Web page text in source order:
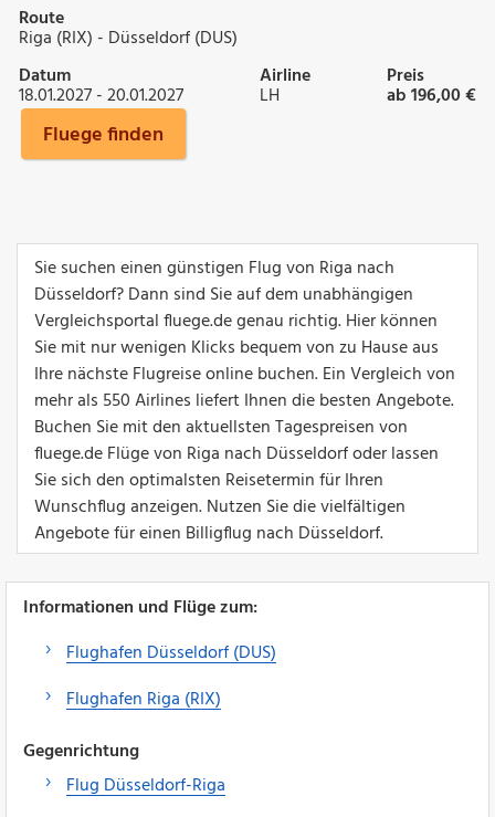
Route
Riga (RIX) - Düsseldorf (DUS)
Datum
18.01.2027 - 20.01.2027
Airline
LH
Preis
ab 196,00 €
Fluege finden
Sie suchen einen günstigen Flug von Riga nach
Düsseldorf? Dann sind Sie auf dem unabhängigen
Vergleichsportal fluege.de genau richtig. Hier können
Sie mit nur wenigen Klicks bequem von zu Hause aus
Ihre nächste Flugreise online buchen. Ein Vergleich von
mehr als 550 Airlines liefert Ihnen die besten Angebote.
Buchen Sie mit den aktuellsten Tagespreisen von
fluege.de Flüge von Riga nach Düsseldorf oder lassen
Sie sich den optimalsten Reisetermin für Ihren
Wunschflug anzeigen. Nutzen Sie die vielfältigen
Angebote für einen Billigflug nach Düsseldorf.
Informationen und Flüge zum:
Flughafen Düsseldorf (DUS)
Flughafen Riga (RIX)
Gegenrichtung
Flug Düsseldorf-Riga